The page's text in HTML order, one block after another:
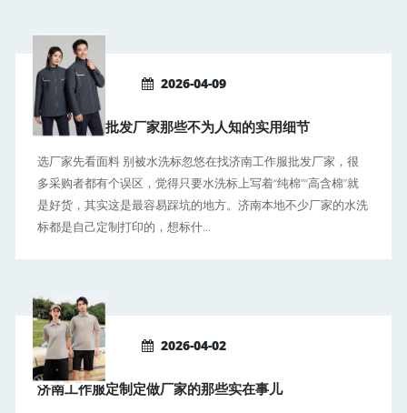
2026-04-09
济南工作服批发厂家那些不为人知的实用细节
选厂家先看面料 别被水洗标忽悠在找济南工作服批发厂家，很
多采购者都有个误区，觉得只要水洗标上写着“纯棉”“高含棉”就
是好货，其实这是最容易踩坑的地方。济南本地不少厂家的水洗
标都是自己定制打印的，想标什...
2026-04-02
济南工作服定制定做厂家的那些实在事儿